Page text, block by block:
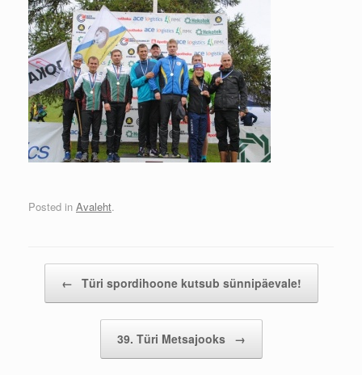
Posted in Avaleht.
← Türi spordihoone kutsub sünnipäevale!
39. Türi Metsajooks →